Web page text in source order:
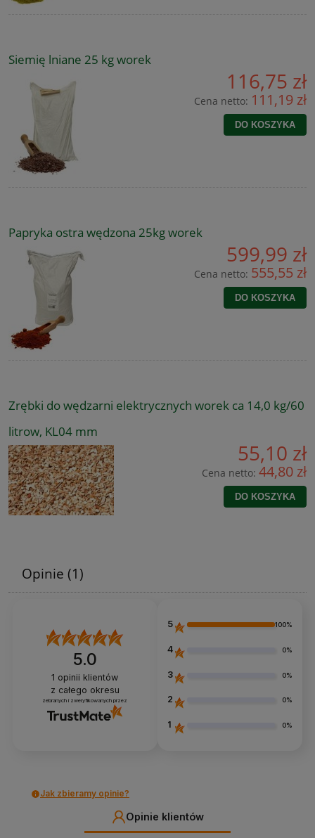
Siemię lniane 25 kg worek
116,75 zł
Cena netto: 111,19 zł
DO KOSZYKA
Papryka ostra wędzona 25kg worek
599,99 zł
Cena netto: 555,55 zł
DO KOSZYKA
Zrębki do wędzarni elektrycznych worek ca 14,0 kg/60
litrow, KL04 mm
55,10 zł
Cena netto: 44,80 zł
DO KOSZYKA
Opinie (1)
5.0
1 opinii klientów
z całego okresu
zebranych i zweryfikowanych przez
5 100%
4 0%
3 0%
2 0%
1 0%
Jak zbieramy opinie?
Opinie klientów